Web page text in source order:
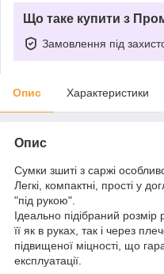
Що таке купити з
Замовлення під
Опис Характеристики
Опис
Сумки зшиті з саржі особливо
Легкі, компактні, прості у
"під рукою".
Ідеально підібраний
її як в руках, так і через
підвищеної міцності, що
експлуатації.